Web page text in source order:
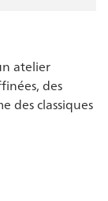
atelier
des
des classiques